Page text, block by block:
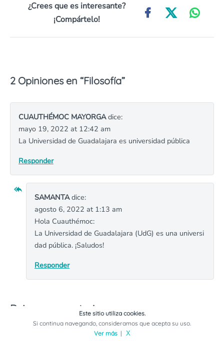
¿Crees que es interesante?
¡Compártelo!
2 Opiniones en “Filosofía”
CUAUTHÉMOC MAYORGAdice:
mayo 19, 2022 at 12:42 am
La Universidad de Guadalajara es universidad pública
Responder
SAMANTAdice:
agosto 6, 2022 at 1:13 am
Hola Cuauthémoc:
La Universidad de Guadalajara (UdG) es una universi
dad pública. ¡Saludos!
Responder
Deja un comentario
Tu dirección de correo electrónico no será publicada.
Este sitio utiliza cookies.
Si continua navegando, consideramos que acepta su uso.
Ver más| X